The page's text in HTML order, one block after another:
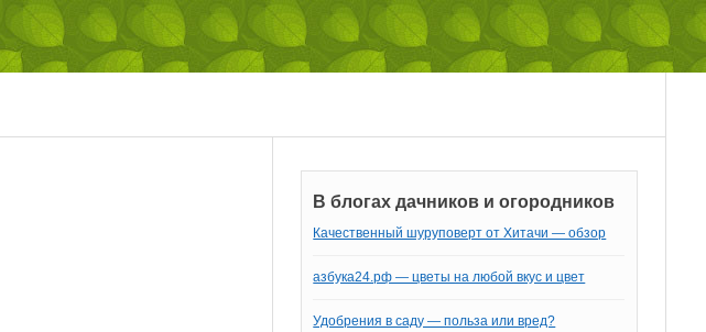
В блогах дачников и огородников
Качественный шуруповерт от Хитачи — обзор
азбука24.рф — цветы на любой вкус и цвет
Удобрения в саду — польза или вред?